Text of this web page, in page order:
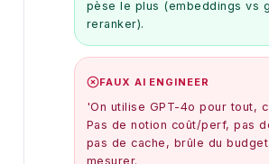
pèse le plus (embeddings vs
reranker).
FAUX AI ENGINEER
'On utilise GPT-4o pour tout,
Pas de notion coût/perf, pas
pas de cache, brûle du
mesurer.